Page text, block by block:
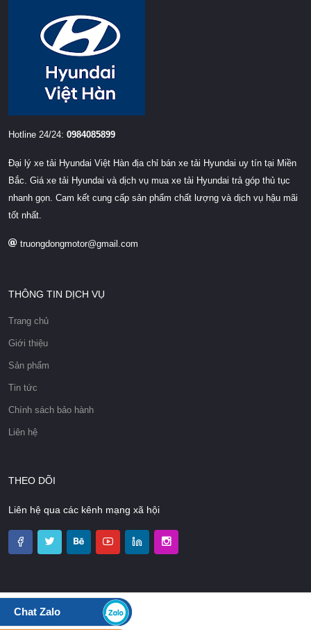
Hotline 24/24: 0984085899
Đại lý xe tải Hyundai Việt Hàn địa chỉ bán xe tải Hyundai uy tín tại Miền
Bắc. Giá xe tải Hyundai và dịch vụ mua xe tải Hyundai trả góp thủ tục
nhanh gọn. Cam kết cung cấp sản phẩm chất lượng và dịch vụ hậu mãi
tốt nhất.
truongdongmotor@gmail.com
THÔNG TIN DỊCH VỤ
Trang chủ
Giới thiệu
Sản phẩm
Tin tức
Chính sách bảo hành
Liên hệ
THEO DÕI
Liên hệ qua các kênh mạng xã hội
Chat Zalo